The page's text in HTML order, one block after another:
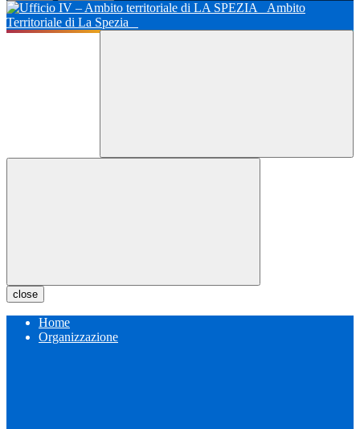
Ambito
Territoriale di La Spezia
close
Home
Organizzazione